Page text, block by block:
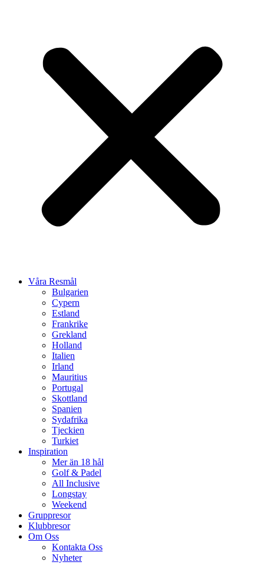
Våra Resmål
Bulgarien
Cypern
Estland
Frankrike
Grekland
Holland
Italien
Irland
Mauritius
Portugal
Skottland
Spanien
Sydafrika
Tjeckien
Turkiet
Inspiration
Mer än 18 hål
Golf & Padel
All Inclusive
Longstay
Weekend
Gruppresor
Klubbresor
Om Oss
Kontakta Oss
Nyheter